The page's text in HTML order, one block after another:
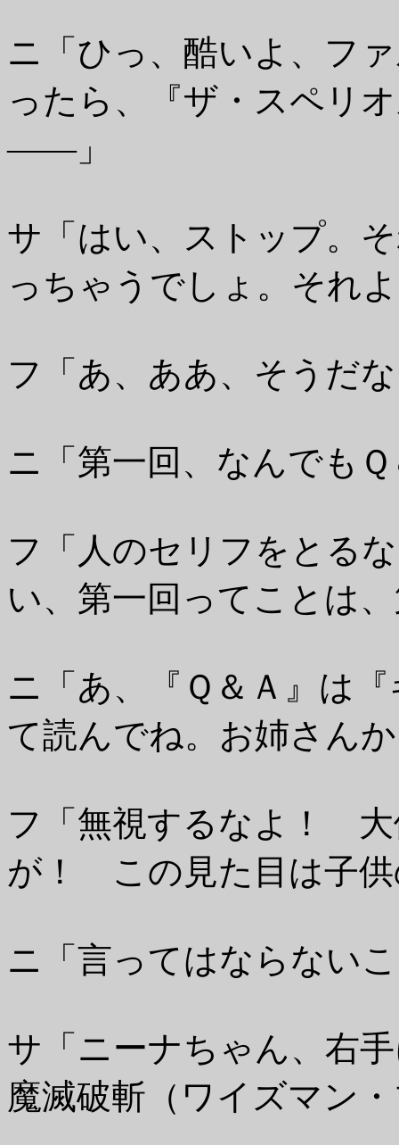
ニ「ひっ、酷いよ、フ
ったら、『ザ・スペリ
――」
サ「はい、ストップ。
っちゃうでしょ。それ
フ「あ、ああ、そうだ
ニ「第一回、なんでも
フ「人のセリフをとる
い、第一回ってことは
ニ「あ、『Ｑ＆Ａ』は
て読んでね。お姉さん
フ「無視するなよ！ 大
が！ この見た目は子供
ニ「言ってはならない
サ「ニーナちゃん、右
魔滅破斬（ワイズマン